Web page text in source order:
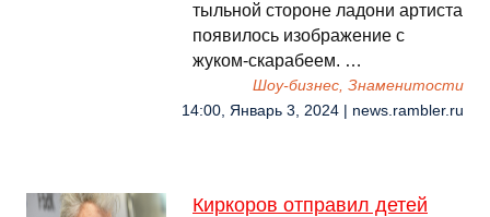
тыльной стороне ладони артиста
появилось изображение с
жуком-скарабеем. …
Шоу-бизнес, Знаменитости
14:00, Январь 3, 2024 | news.rambler.ru
Киркоров отправил детей